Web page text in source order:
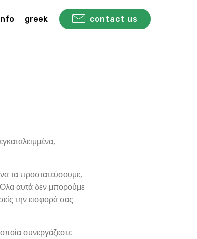
greek contact us
τα προστατεύσουμε,
Όλα αυτά δεν μπορούμε
την εισφορά σας
συνεργάζεστε